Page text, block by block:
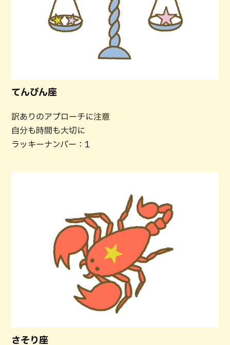
てんびん座
訳ありのアプローチに注意
自分も時間も大切に
ラッキーナンバー：1
さそり座